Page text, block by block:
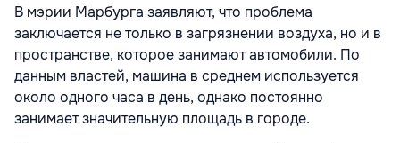
В мэрии Марбурга заявляют, что проблема
заключается не только в загрязнении воздуха, но и в
пространстве, которое занимают автомобили. По
данным властей, машина в среднем используется
около одного часа в день, однако постоянно
занимает значительную площадь в городе.